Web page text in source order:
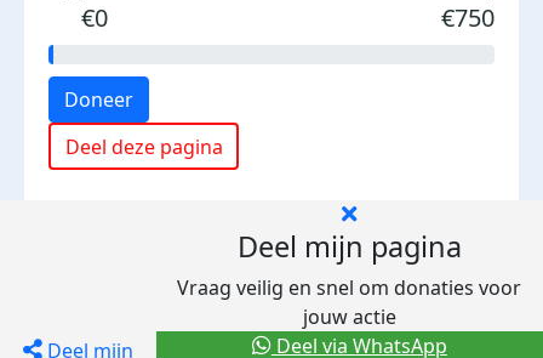
€0 €750
Doneer
Deel deze pagina
Deel mijn
Deel mijn pagina
Vraag veilig en snel om donaties voor
jouw actie
Deel via WhatsApp